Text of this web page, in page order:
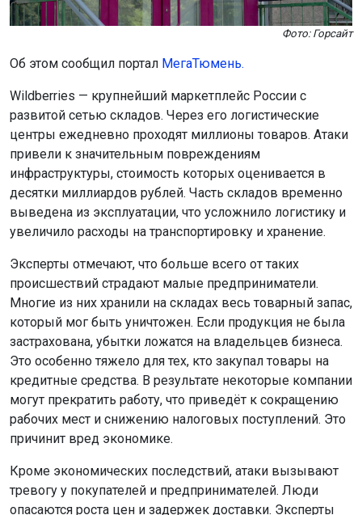
Фото: Горсайт
Об этом сообщил портал МегаТюмень.
Wildberries — крупнейший маркетплейс России с
развитой сетью складов. Через его логистические
центры ежедневно проходят миллионы товаров. Атаки
привели к значительным повреждениям
инфраструктуры, стоимость которых оценивается в
десятки миллиардов рублей. Часть складов временно
выведена из эксплуатации, что усложнило логистику и
увеличило расходы на транспортировку и хранение.
Эксперты отмечают, что больше всего от таких
происшествий страдают малые предприниматели.
Многие из них хранили на складах весь товарный запас,
который мог быть уничтожен. Если продукция не была
застрахована, убытки ложатся на владельцев бизнеса.
Это особенно тяжело для тех, кто закупал товары на
кредитные средства. В результате некоторые компании
могут прекратить работу, что приведёт к сокращению
рабочих мест и снижению налоговых поступлений. Это
причинит вред экономике.
Кроме экономических последствий, атаки вызывают
тревогу у покупателей и предпринимателей. Люди
опасаются роста цен и задержек доставки. Эксперты